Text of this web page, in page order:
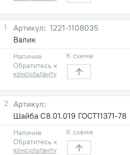
1
1221-1108035
Валик
Наличие
Обратитесь к
консультанту
К схеме
2
Шайба С8.01.019 ГОСТ11371-78
Наличие
Обратитесь к
консультанту
К схеме